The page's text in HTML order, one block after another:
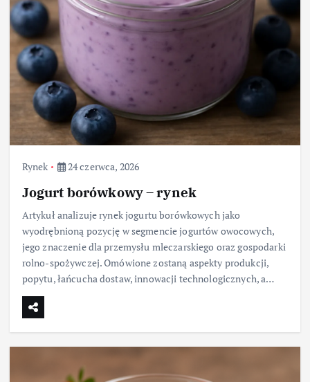
Rynek 24 czerwca, 2026
Jogurt borówkowy – rynek
Artykuł analizuje rynek jogurtu borówkowych jako
wyodrębnioną pozycję w segmencie jogurtów owocowych,
jego znaczenie dla przemysłu mleczarskiego oraz gospodarki
rolno-spożywczej. Omówione zostaną aspekty produkcji,
popytu, łańcucha dostaw, innowacji technologicznych, a…